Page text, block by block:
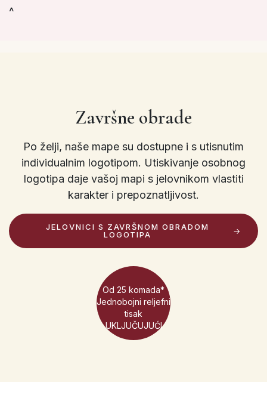
^
Završne obrade
Po želji, naše mape su dostupne i s utisnutim
individualnim logotipom. Utiskivanje osobnog
logotipa daje vašoj mapi s jelovnikom vlastiti
karakter i prepoznatljivost.
JELOVNICI S ZAVRŠNOM OBRADOM
LOGOTIPA
Od 25 komada*
Jednobojni reljefni
tisak
UKLJUČUJUĆI